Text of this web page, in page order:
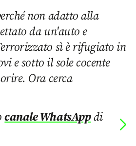
non adatto alla
da un'auto e
sì è rifugiato in
e sotto il sole cocente
Ora cerca
canale WhatsAppdi